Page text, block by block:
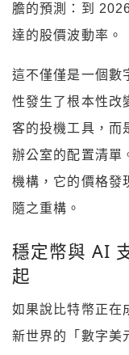
膽的預測：到
達的股價波動率。
這不僅僅是一個數
性發生了根本性改
客的投機工具，而
辦公室的配置清單
機構，它的價格發
隨之重構。
穩定幣與 AI
起
如果說比特幣正在
新世界的「數字美